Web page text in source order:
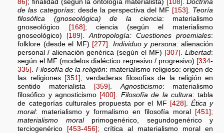
86] ; finalidad (según la ontología materialista) [108] .Doctrina
de las categorías: desde la perspectiva del MF [153] . Teoría
filosófica (gnoseológica) de la ciencia: materialismo
gnoseológico
[168] ; ciencia (según el materialismo
gnoseológico)
[189] .Antropología: Cuestiones proemiales:
folklore (desde el MF) [277] . Individuo y persona: alienación
personal / alienación genérica (según el MF) [307] .Libertad:
según el MF (modelos dialéctico regresivo / progresivo) [334-
335] . Filosofía de la religión: materialismo religioso: origen de
las religiones [351] ; verdaderas filosofías de la religión en
sentido materialista
[359] .Agnosticismo: materialismo
filosófico y agnosticismo [400] . Filosofía de la cultura: tabla
de categorías culturales propuesta por el MF [428] .Ética y
moral: materialismo y formalismo en filosofía moral
[451];
materialismo moralprimogenérico, segundogenérico y
terciogenérico
[453-456]; crítica al materialismo moral en